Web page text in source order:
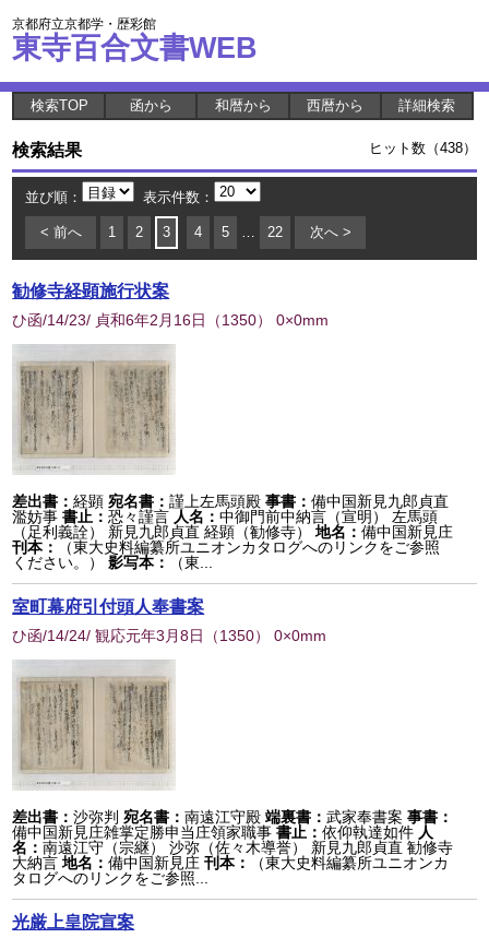
京都府立京都学・歴彩館
東寺百合文書WEB
検索TOP 函から 和暦から 西暦から 詳細検索
検索結果 ヒット数（438）
並び順： 表示件数：
< 前へ 1 2 3 4 5 … 22 次へ >
勧修寺経顕施行状案
ひ函/14/23/ 貞和6年2月16日 （1350） 0×0mm
差出書：経顕 宛名書：謹上左馬頭殿 事書：備中国新見九郎貞直
濫妨事書止：恐々謹言 人名：中御門前中納言（宣明） 左馬頭
（足利義詮） 新見九郎貞直 経顕（勧修寺）
地名：備中国新見庄
刊本：
（東大史料編纂所ユニオンカタログへのリンクをご参照
ください。）
影写本： （東...
室町幕府引付頭人奉書案
ひ函/14/24/ 観応元年3月8日 （1350） 0×0mm
差出書：沙弥判 宛名書：南遠江守殿 端裏書：武家奉書案 事書：
備中国新見庄雑掌定勝申当庄領家職事書止：依仰執達如件 人
名：南遠江守（宗継） 沙弥（佐々木導誉） 新見九郎貞直 勧修寺
大納言 地名：備中国新見庄 刊本：
（東大史料編纂所ユニオンカ
タログへのリンクをご参照...
光厳上皇院宣案